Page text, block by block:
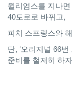
윌리엄스를 지나
40도로로 바뀌고,
피치 스프링스와
단, ‘오리지널 66
준비를 철저히 하